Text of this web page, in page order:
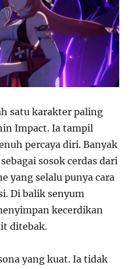
satu karakter paling
Impact. Ia tampil
percaya diri. Banyak
sosok cerdas dari
yang selalu punya cara
Di balik senyum
kecerdikan
ditebak.
yang kuat. Ia tidak